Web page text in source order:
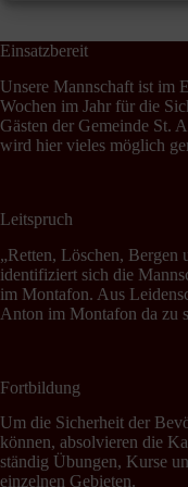
Einsatzbereit
Unsere Mannschaft ist im
Wochen im Jahr für die
Gästen der Gemeinde St.
wird hier vieles möglich
Leitspruch
„Retten, Löschen, Bergen
identifiziert sich die
im Montafon. Aus
Anton im Montafon da zu
Fortbildung
Um die Sicherheit der
können, absolvieren die
ständig Übungen, Kurse
einzelnen Gebieten.